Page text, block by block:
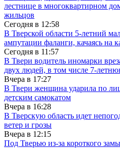
лестнице в многоквартирном
жильцов
Сегодня в 12:58
В Тверской области 5-летний
ампутации фаланги, качаясь на
Сегодня в 11:57
В Твери водитель иномарки
двух людей, в том числе 7-
Вчера в 17:27
В Твери женщина ударила по
детским самокатом
Вчера в 16:28
В Тверскую область идет
ветер и грозы
Вчера в 12:15
Под Тверью из-за короткого